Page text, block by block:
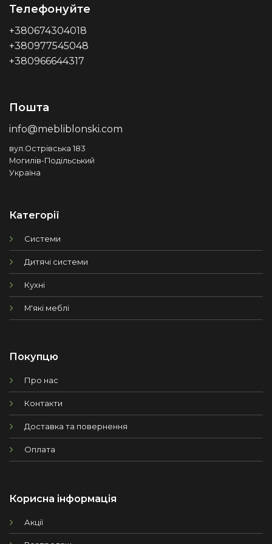
Телефонуйте
+380674304018
+380977545048
+380966644317
Пошта
info@mebliblonski.com
вул.Острівська 183
Могилів-Подільський
Україна
Категорії
Системи
Дитячі системи
Кухні
М'які меблі
Покупцю
Про нас
Контакти
Доставка та повернення
Оплата
Корисна інформація
Акції